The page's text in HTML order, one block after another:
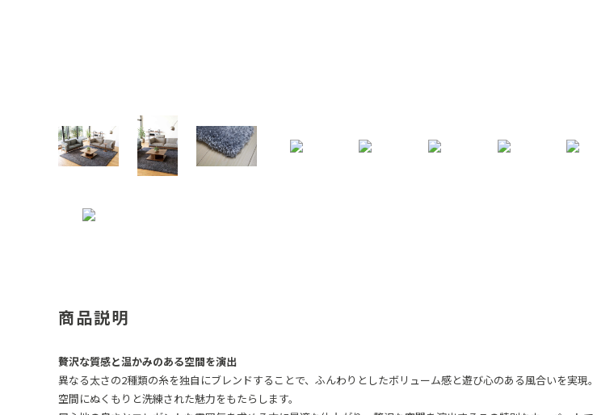
商品説明
贅沢な質感と温かみのある空間を演出
異なる太さの2種類の糸を独自にブレンドすることで、ふんわりとしたボリューム感と遊び心のある風合いを実現。
空間にぬくもりと洗練された魅力をもたらします。